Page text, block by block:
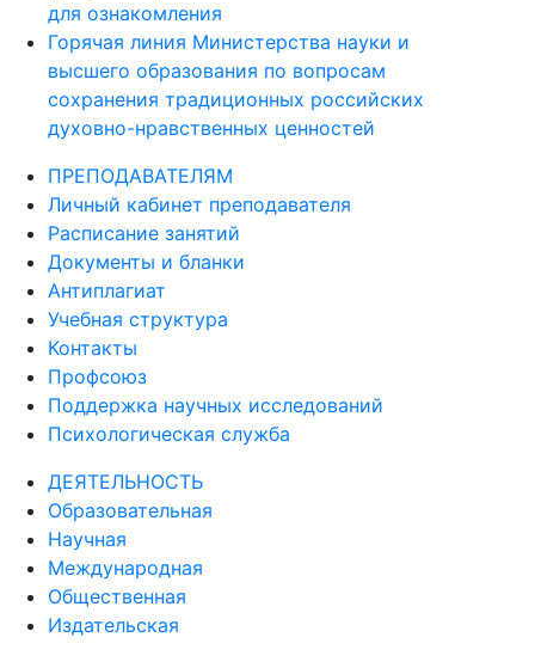
для ознакомления
Горячая линия Министерства науки и
высшего образования по вопросам
сохранения традиционных российских
духовно-нравственных ценностей
ПРЕПОДАВАТЕЛЯМ
Личный кабинет преподавателя
Расписание занятий
Документы и бланки
Антиплагиат
Учебная структура
Контакты
Профсоюз
Поддержка научных исследований
Психологическая служба
ДЕЯТЕЛЬНОСТЬ
Образовательная
Научная
Международная
Общественная
Издательская